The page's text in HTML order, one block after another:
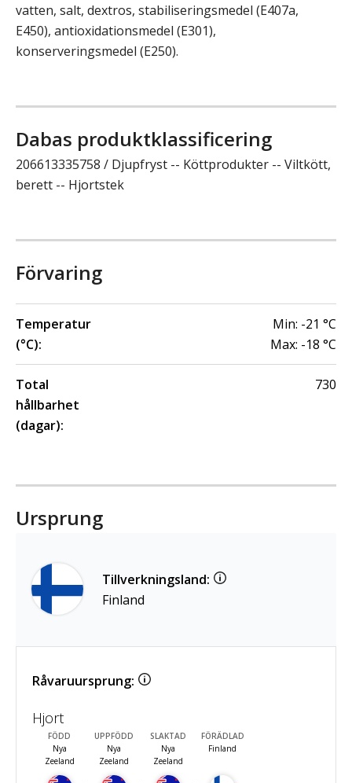
vatten, salt, dextros, stabiliseringsmedel (E407a,
E450), antioxidationsmedel (E301),
konserveringsmedel (E250).
Dabas produktklassificering
206613335758 / Djupfryst -- Köttprodukter -- Viltkött,
berett -- Hjortstek
Förvaring
Temperatur
(°C):
Min: -21 °C
Max: -18 °C
Total
hållbarhet
(dagar):
730
Ursprung
Tillverkningsland:
Finland
Råvaruursprung:
Hjort
FÖDD
Nya
Zeeland
UPPFÖDD
Nya
Zeeland
SLAKTAD
Nya
Zeeland
FÖRÄDLAD
Finland